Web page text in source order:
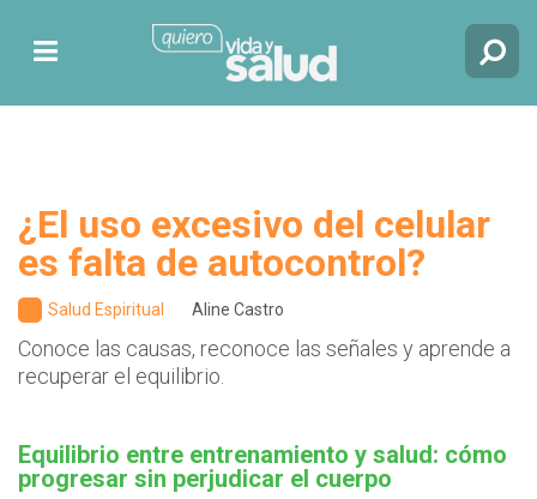
¿El uso excesivo del celular
es falta de autocontrol?
Salud Espiritual Aline Castro
Conoce las causas, reconoce las señales y aprende a
recuperar el equilibrio.
Equilibrio entre entrenamiento y salud: cómo
progresar sin perjudicar el cuerpo